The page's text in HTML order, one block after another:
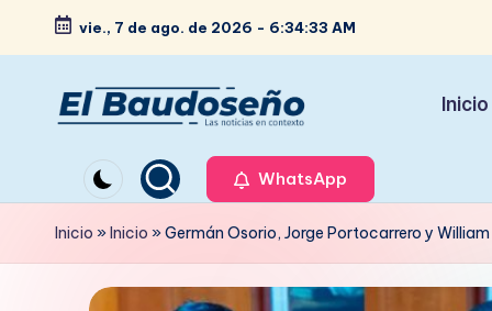
Saltar
contenido
vie., 7 de ago. de 2026 - 6:34:35 AM
e
ri
noticias
en
contexto
Inicio
WhatsApp
Inicio »Inicio »Germán Osorio, Jorge Portocarrero y